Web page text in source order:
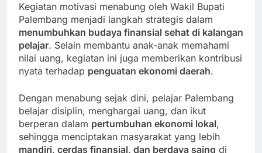
Kegiatan motivasi menabung oleh Wakil Bupati
Palembang menjadi langkah strategis dalam
menumbuhkan budaya finansial sehat di kalangan
pelajar. Selain membantu anak-anak memahami
nilai uang, kegiatan ini juga memberikan kontribusi
nyata terhadap penguatan ekonomi daerah.
Dengan menabung sejak dini, pelajar Palembang
belajar disiplin, menghargai uang, dan ikut
berperan dalam pertumbuhan ekonomi lokal,
sehingga menciptakan masyarakat yang lebih
mandiri, cerdas finansial, dan berdaya saing di